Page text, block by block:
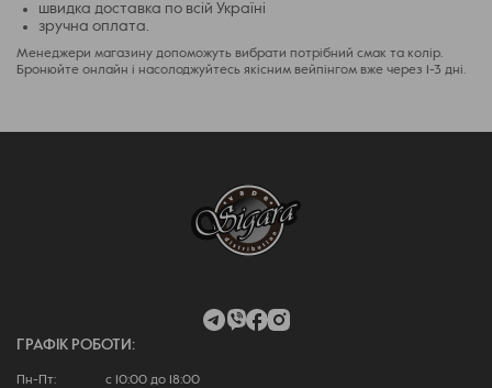
швидка доставка по всій Україні
зручна оплата.
Менеджери магазину допоможуть вибрати потрібний смак та колір.
Бронюйте онлайн і насолоджуйтесь якісним вейпінгом вже через 1-3 дні.
ГРАФІК РОБОТИ:
Пн-Пт: с 10:00 до 18:00